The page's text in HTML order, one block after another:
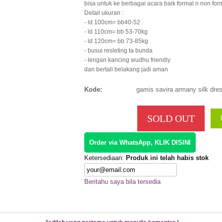
bisa untuk ke berbagai acara baik formal n non
Detail ukuran :
- ld 100cm= bb40-52
- ld 110cm= bb 53-70kg
- ld 120cm= bb 73-85kg
- busui resleting ta bunda
- lengan kancing wudhu friendly
dan bertali belakang jadi aman
Kode: gamis savira armany silk
SOLD OUT
Order via WhatsApp, KLIK DISINI
Ketersediaan: Produk ini telah habis stok
Beritahu saya bila tersedia